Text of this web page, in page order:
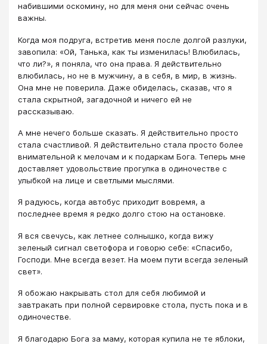
набившими оскомину, но для меня они сейчас очень
важны.
Когда моя подруга, встретив меня после долгой разлуки,
завопила: «Ой, Танька, как ты изменилась! Влюбилась,
что ли?», я поняла, что она права. Я действительно
влюбилась, но не в мужчину, а в себя, в мир, в жизнь.
Она мне не поверила. Даже обиделась, сказав, что я
стала скрытной, загадочной и ничего ей не
рассказываю.
А мне нечего больше сказать. Я действительно просто
стала счастливой. Я действительно стала просто более
внимательной к мелочам и к подаркам Бога. Теперь мне
доставляет удовольствие прогулка в одиночестве с
улыбкой на лице и светлыми мыслями.
Я радуюсь, когда автобус приходит вовремя, а
последнее время я редко долго стою на остановке.
Я вся свечусь, как летнее солнышко, когда вижу
зеленый сигнал светофора и говорю себе: «Спасибо,
Господи. Мне всегда везет. На моем пути всегда зеленый
свет».
Я обожаю накрывать стол для себя любимой и
завтракать при полной сервировке стола, пусть пока и в
одиночестве.
Я благодарю Бога за маму, которая купила не те яблоки,